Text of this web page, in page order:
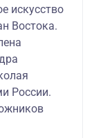
искусство
Востока.
России.